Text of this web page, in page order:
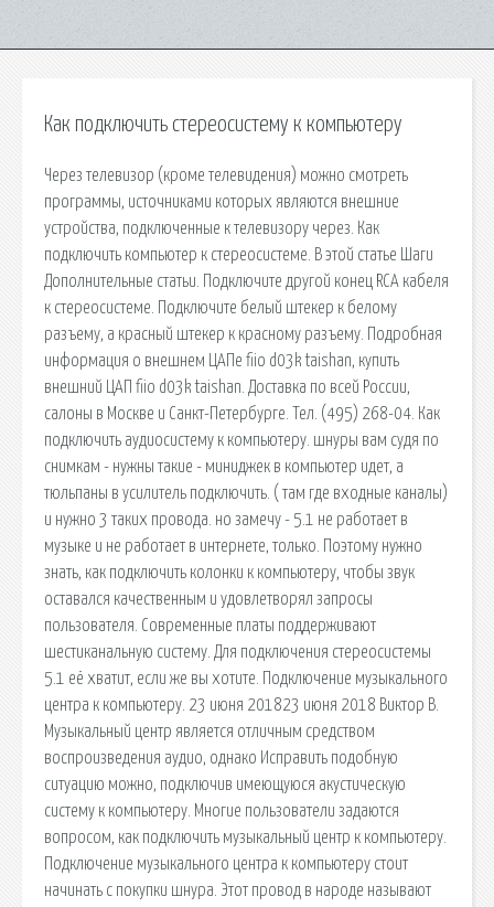
Как подключить стереосистему к компьютеру
Через телевизор (кроме телевидения) можно смотреть
программы, источниками которых являются внешние
устройства, подключенные к телевизору через. Как
подключить компьютер к стереосистеме. В этой статье Шаги
Дополнительные статьи. Подключите другой конец RCA кабеля
к стереосистеме. Подключите белый штекер к белому
разъему, а красный штекер к красному разъему. Подробная
информация о внешнем ЦАПе fiio d03k taishan, купить
внешний ЦАП fiio d03k taishan. Доставка по всей России,
салоны в Москве и Санкт-Петербурге. Тел. (495) 268-04. Как
подключить аудиосистему к компьютеру. шнуры вам судя по
снимкам - нужны такие - миниджек в компьютер идет, а
тюльпаны в усилитель подключить. ( там где входные каналы)
и нужно 3 таких провода. но замечу - 5.1 не работает в
музыке и не работает в интернете, только. Поэтому нужно
знать, как подключить колонки к компьютеру, чтобы звук
оставался качественным и удовлетворял запросы
пользователя. Современные платы поддерживают
шестиканальную систему. Для подключения стереосистемы
5.1 её хватит, если же вы хотите. Подключение музыкального
центра к компьютеру. 23 июня 201823 июня 2018 Виктор В.
Музыкальный центр является отличным средством
воспроизведения аудио, однако Исправить подобную
ситуацию можно, подключив имеющуюся акустическую
систему к компьютеру. Многие пользователи задаются
вопросом, как подключить музыкальный центр к компьютеру.
Подключение музыкального центра к компьютеру стоит
начинать с покупки шнура. Этот провод в народе называют